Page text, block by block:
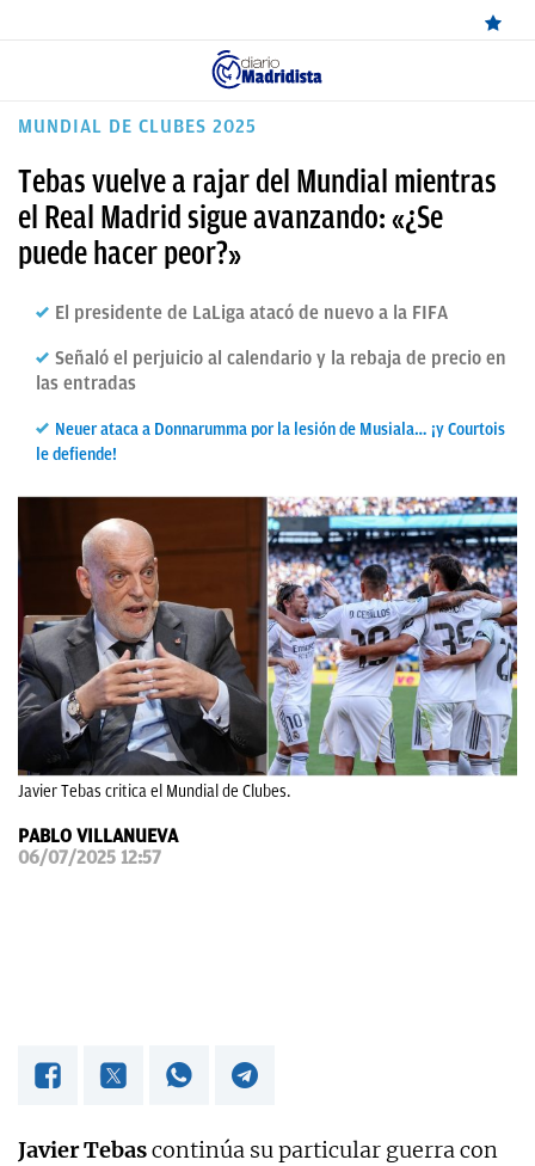
ÚLTIMAS
REAL
MADRID
FICHAJES
DIRECTO
PAPARAZZI
OKDIARIO
MUNDIAL DE CLUBES 2025
Tebas vuelve a rajar del Mundial mientras
el Real Madrid sigue avanzando: «¿Se
puede hacer peor?»
El presidente de LaLiga atacó de nuevo a la FIFA
Señaló el perjuicio al calendario y la rebaja de precio en
las entradas
Neuer ataca a Donnarumma por la lesión de Musiala… ¡y Courtois
le defiende!
Javier Tebas critica el Mundial de Clubes.
PABLO VILLANUEVA
06/07/2025 12:57
Javier Tebascontinúa su particular guerra con